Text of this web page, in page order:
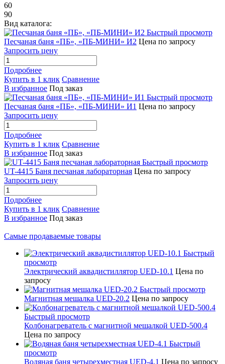
60
90
Вид каталога:
Быстрый просмотр
Песчаная баня «ПБ», «ПБ-МИНИ» И2 Цена по запросу
Запросить цену
Подробнее
Купить в 1 клик Сравнение
В избранное Под заказ
Быстрый просмотр
Песчаная баня «ПБ», «ПБ-МИНИ» И1 Цена по запросу
Запросить цену
Подробнее
Купить в 1 клик Сравнение
В избранное Под заказ
Быстрый просмотр
UT-4415 Баня песчаная лабораторная Цена по запросу
Запросить цену
Подробнее
Купить в 1 клик Сравнение
В избранное Под заказ
Самые продаваемые товары
Быстрый
просмотр
Электрический аквадистиллятор UED-10.1 Цена по
запросу
Быстрый просмотр
Магнитная мешалка UED-20.2 Цена по запросу
Быстрый просмотр
Колбонагреватель с магнитной мешалкой UED-500.4
Цена по запросу
Быстрый
просмотр
Водяная баня четырехместная UED-4.1 Цена по запросу